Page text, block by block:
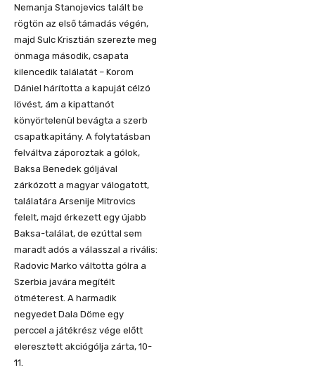
Nemanja Stanojevics talált be
rögtön az első támadás végén,
majd Sulc Krisztián szerezte meg
önmaga második, csapata
kilencedik találatát – Korom
Dániel hárította a kapuját célzó
lövést, ám a kipattanót
könyörtelenül bevágta a szerb
csapatkapitány. A folytatásban
felváltva záporoztak a gólok,
Baksa Benedek góljával
zárkózott a magyar válogatott,
találatára Arsenije Mitrovics
felelt, majd érkezett egy újabb
Baksa-találat, de ezúttal sem
maradt adós a válasszal a rivális:
Radovic Marko váltotta gólra a
Szerbia javára megítélt
ötméterest. A harmadik
negyedet Dala Döme egy
perccel a játékrész vége előtt
eleresztett akciógólja zárta, 10-
11.